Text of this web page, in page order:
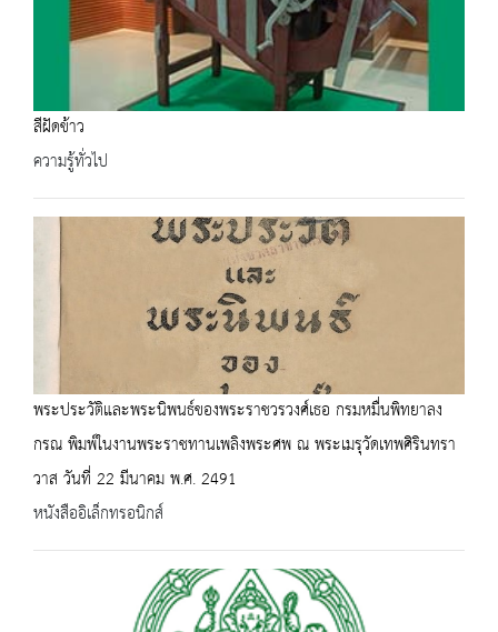
สีฝัดข้าว
ความรู้ทั่วไป
พระประวัติและพระนิพนธ์ของพระราชวรวงศ์เธอ กรมหมื่นพิทยาลง
กรณ พิมพ์ในงานพระราชทานเพลิงพระศพ ณ พระเมรุวัดเทพศิรินทรา
วาส วันที่ 22 มีนาคม พ.ศ. 2491
หนังสืออิเล็กทรอนิกส์